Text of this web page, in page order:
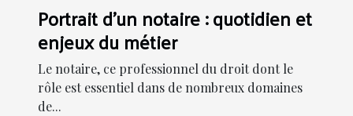
Portrait d'un notaire : quotidien et
enjeux du métier
Le notaire, ce professionnel du droit dont le
rôle est essentiel dans de nombreux domaines
de...